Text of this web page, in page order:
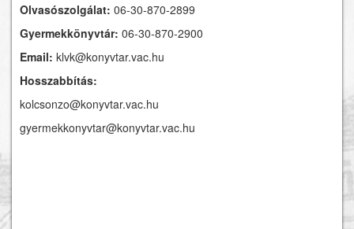
Olvasószolgálat: 06-30-870-2899
Gyermekkönyvtár: 06-30-870-2900
Email: klvk@konyvtar.vac.hu
Hosszabbítás:
kolcsonzo@konyvtar.vac.hu
gyermekkonyvtar@konyvtar.vac.hu